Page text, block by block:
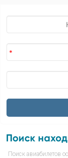
Поиск
Поиск авиабилетов